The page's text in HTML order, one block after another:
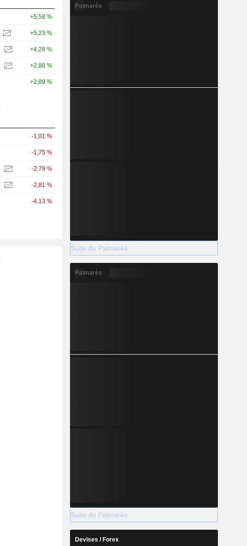
+5,58 %
+5,23 %
+4,28 %
+2,88 %
+2,89 %
-1,01 %
-1,75 %
-2,79 %
-2,81 %
-4,13 %
Palmarès
Suite du Palmarès
Palmarès
Suite du Palmarès
Devises / Forex